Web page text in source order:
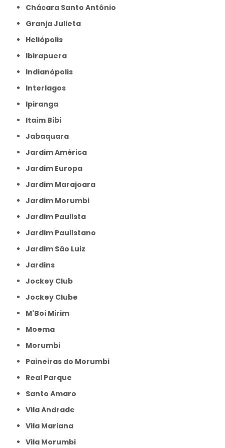
Chácara Santo Antônio
Granja Julieta
Heliópolis
Ibirapuera
Indianópolis
Interlagos
Ipiranga
Itaim Bibi
Jabaquara
Jardim América
Jardim Europa
Jardim Marajoara
Jardim Morumbi
Jardim Paulista
Jardim Paulistano
Jardim São Luiz
Jardins
Jockey Club
Jockey Clube
M'Boi Mirim
Moema
Morumbi
Paineiras do Morumbi
Real Parque
Santo Amaro
Vila Andrade
Vila Mariana
Vila Morumbi